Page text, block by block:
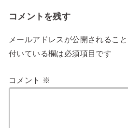
コメントを残す
メールアドレスが公開されること
付いている欄は必須項目です
コメント ※